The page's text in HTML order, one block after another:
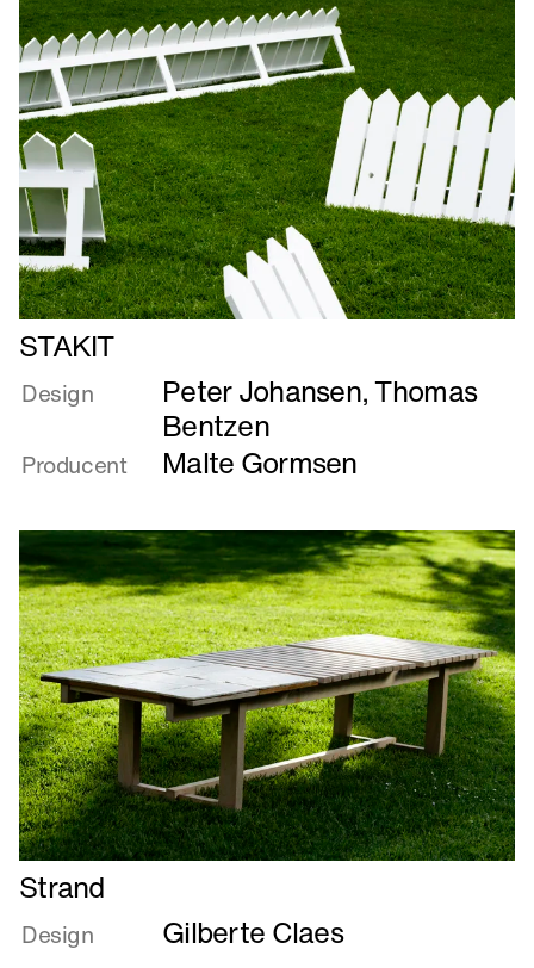
Læs
mere
om
STAKIT
Design Peter Johansen,Thomas
Bentzen
Producent Malte Gormsen
Læs
mere
om
Strand
Design Gilberte Claes